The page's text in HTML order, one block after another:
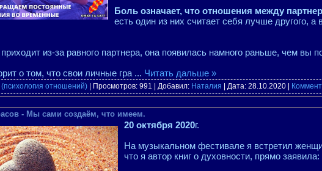
Боль означает, что отношения между
есть один из них считает себя лучше другого, а
из-за равного партнера, она появилась намного раньше, чем вы
о том, что свои личные гра ... Читать дальше »
отношений) | Просмотров: 991 | Добавил: Наталия | Дата: 28.10.2020
- Мы сами создаём, что имеем.
20 октября 2020г.
На музыкальном фестивале я встретил
что я автор книг о духовности, прямо заявила: